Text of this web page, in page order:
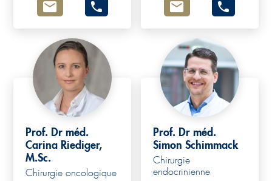
Prof. Dr méd.
Carina Riediger,
M.Sc.
Chirurgie oncologique
Prof. Dr méd.
Simon Schimmack
Chirurgie
endocrinienne